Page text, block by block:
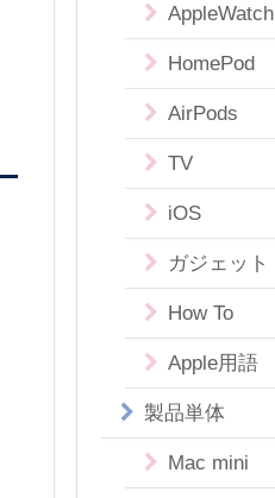
AppleWatch
HomePod
AirPods
TV
iOS
ガジェット
How To
Apple用語
製品単体
Mac mini